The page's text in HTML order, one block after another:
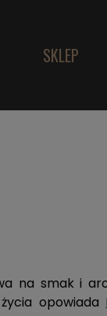
SKLEP
na smak i
opowiada